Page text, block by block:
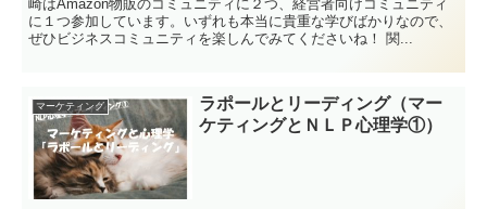
崎はAmazon物販のコミュニティに２つ、経営者向けコミュニティ
に１つ参加しています。いずれも本当に貴重な学びばかりなので、
ぜひビジネスコミュニティを楽しんでみてくださいね！ 関...
マーケティング
ラポールとリーディング（マー
ケティングとＮＬＰ心理学①）